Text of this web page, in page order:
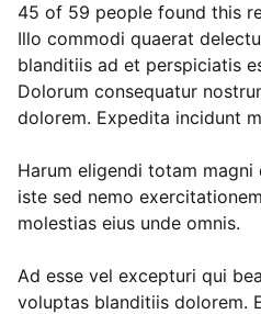
45 of 59 people found this
Illo commodi quaerat
blanditiis ad et perspiciatis
Dolorum consequatur
dolorem. Expedita incidunt
Harum eligendi totam magni
iste sed nemo
molestias eius unde omnis.
Ad esse vel excepturi qui
voluptas blanditiis dolorem.